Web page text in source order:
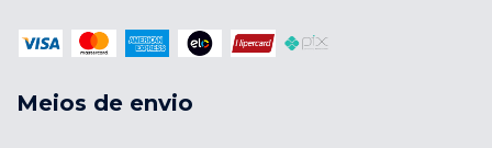
Meios de envio